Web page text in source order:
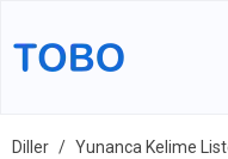
Diller Yunanca Kelime